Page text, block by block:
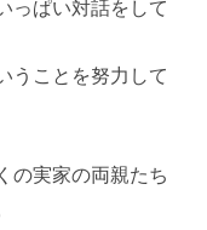
っぱい対話をして
うことを努力して
の実家の両親たち